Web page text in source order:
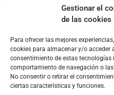
Gestionar el
de las cookies
Para ofrecer las mejores
cookies para almacenar y/o acceder
consentimiento de estas tecnologías
comportamiento de navegación o
No consentir o retirar el
ciertas características y funciones.
BRAGA